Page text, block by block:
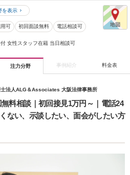
を表示
可 初回面談無料 電話相談可
女性スタッフ在籍 当日相談可
注力分野 事例紹介 料金表
法人ALG＆Associates 大阪法律事務所
無料相談｜初回接見1万円～｜電話24
ない、示談したい、面会がしたい方